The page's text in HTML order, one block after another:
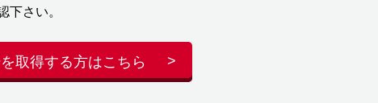
下さい。
取得する方はこちら